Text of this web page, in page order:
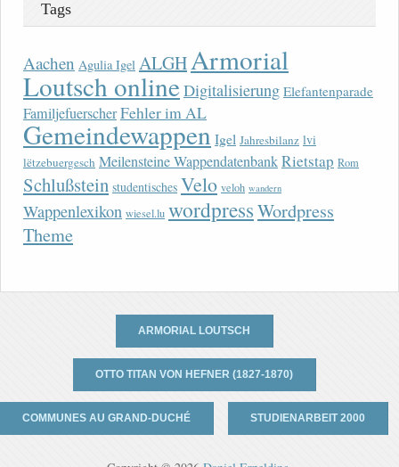
Tags
Aachen Agulia Igel ALGHArmorial
Loutsch onlineDigitalisierung Elefantenparade
FamiljefuerscherFehler im AL
Gemeindewappen Igel Jahresbilanz lvi
lëtzebuergesch Meilensteine WappendatenbankRietstap Rom
Schlußstein studentisches Velo veloh wandern
Wappenlexikon wiesel.lu wordpressWordpress
Theme
ARMORIAL LOUTSCH
OTTO TITAN VON HEFNER (1827-1870)
COMMUNES AU GRAND-DUCHÉ STUDIENARBEIT 2000